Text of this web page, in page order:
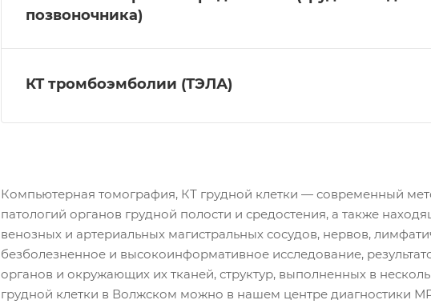
позвоночника)
КТ тромбоэмболии (ТЭЛА)
Компьютерная томография, КТ грудной клетки — современный
патологий органов грудной полости и средостения, а также
венозных и артериальных магистральных сосудов, нервов,
безболезненное и высокоинформативное исследование,
органов и окружающих их тканей, структур, выполненных в
грудной клетки в Волжском можно в нашем центре диагностики